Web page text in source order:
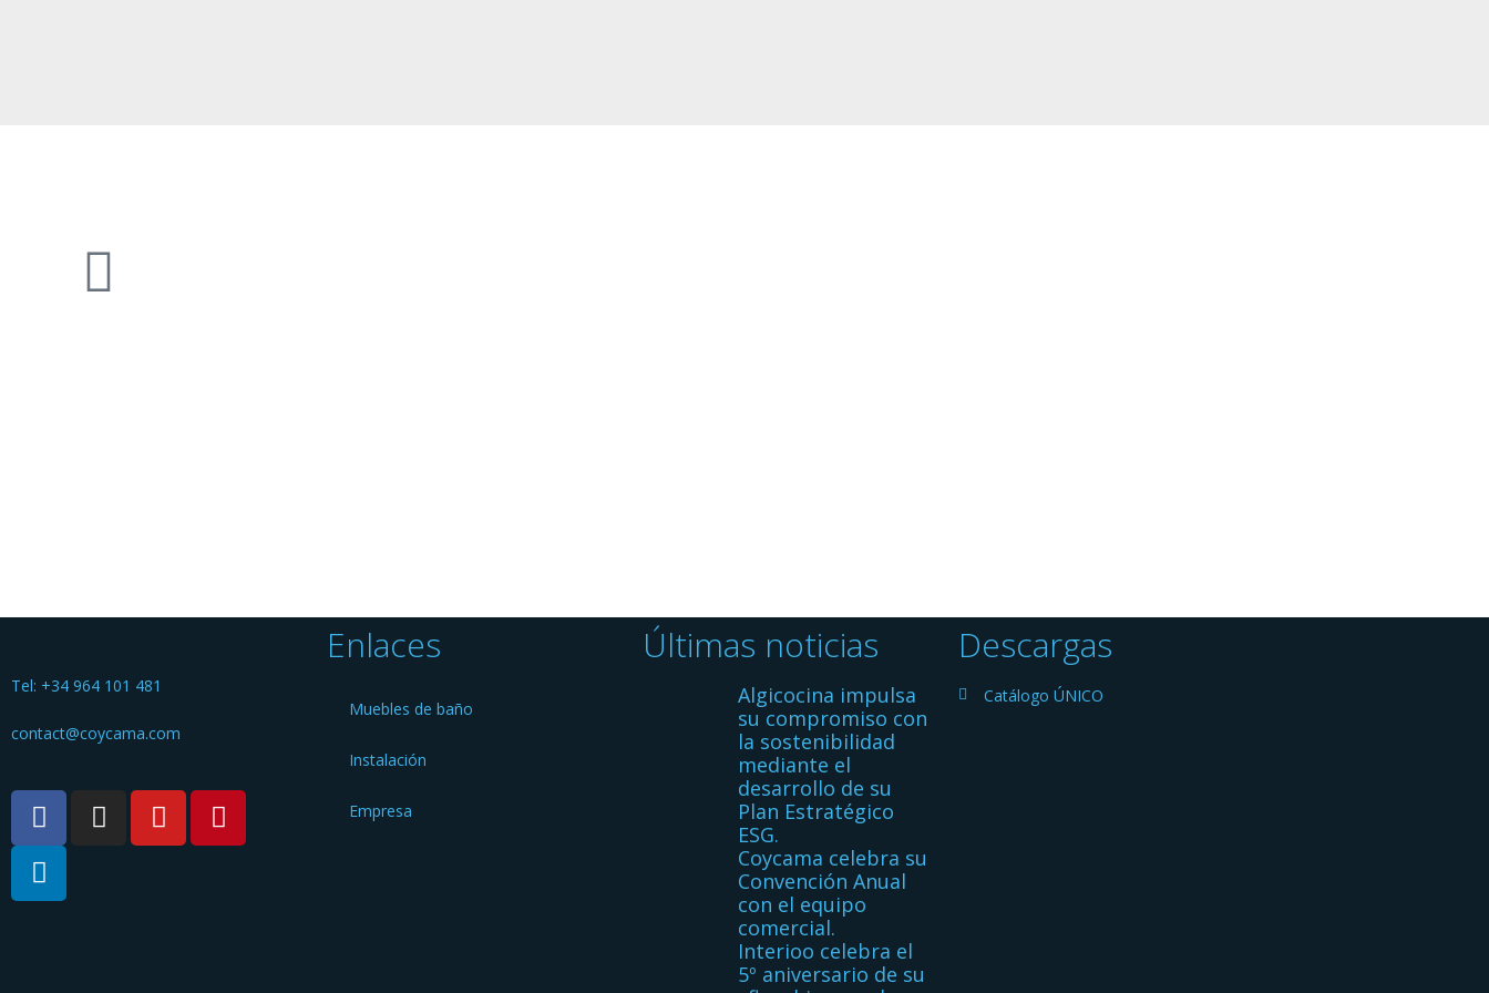
Tel: +34 964 101 481
contact@coycama.com
Enlaces
Muebles de baño
Instalación
Empresa
Últimas noticias
Algicocina impulsa
su compromiso con
la sostenibilidad
mediante el
desarrollo de su
Plan Estratégico
ESG.
Coycama celebra su
Convención Anual
con el equipo
comercial.
Interioo celebra el
5º aniversario de su
Descargas
Catálogo ÚNICO